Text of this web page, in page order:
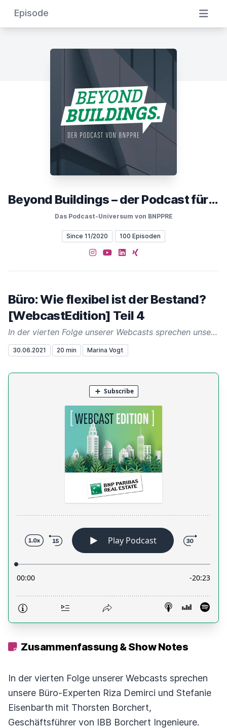
Episode
Beyond Buildings – der Podcast für die Immobilienwelt im Wandel
Das Podcast-Universum von BNPPRE
Since 11/2020 100 Episoden
Instagram
YouTube
LinkedIn
XING
Büro: Wie flexibel ist der Bestand?
[WebcastEdition] Teil 4
In der vierten Folge unserer Webcasts sprechen unsere Büro-Experten Riza Demirci und Stefanie Eisenbarth mit Thorsten Borchert, Geschäftsführer von IBB Borchert Ingenieure. Dabei werden die Maßnahmen für den Bestand, den
30.06.2021 20 min Marina Vogt
Zusammenfassung & Show Notes
In der vierten Folge unserer Webcasts sprechen
unsere Büro-Experten Riza Demirci und Stefanie
Eisenbarth mit Thorsten Borchert,
Geschäftsführer von IBB Borchert Ingenieure.